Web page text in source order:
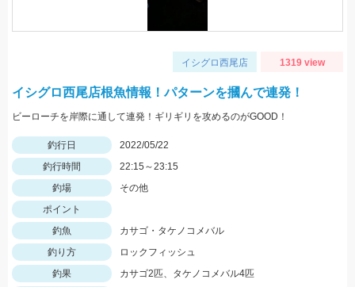
イシグロ西尾店 1319 view
イシグロ西尾店根魚情報！パターンを摑んで連発！
ビーローチを岸際に通して連発！ギリギリを攻めるのがGOOD！
釣行日
2022/05/22
釣行時間
22:15～23:15
釣場
その他
ポイント
釣魚
カサゴ・タケノコメバル
釣り方
ロックフィッシュ
釣果
カサゴ2匹、タケノコメバル4匹